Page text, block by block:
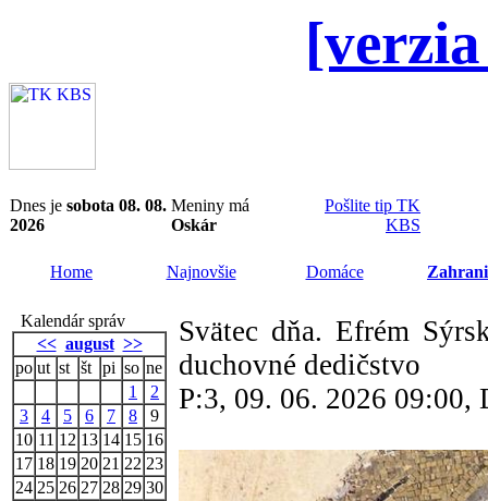
Dnes je sobota 08. 08.
2026
Meniny má
Oskár
Pošlite tip TK
KBS
Home Najnovšie Domáce
Kalendár správ
<< august >>
po ut st št pi so ne
1
2
3
4 5 6 7 8
9
10 11 12 13 14 15 16
17 18 19 20 21 22 23
24 25 26 27 28 29 30
Svätec dňa. Efrém
duchovné dedičstvo
P:3, 09. 06. 2026 09:00,